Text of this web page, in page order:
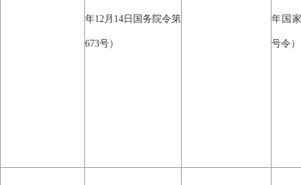
年12月14日国务院令第
673号）
年国
号令）